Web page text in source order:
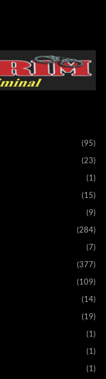
(95)
(23)
(1)
(15)
(9)
(284)
(7)
(377)
(109)
(14)
(19)
(1)
(1)
(1)